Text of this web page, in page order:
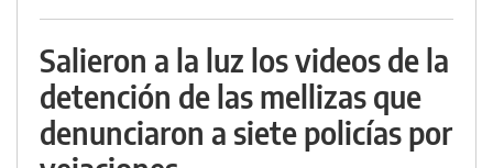
Salieron a la luz los videos de la
detención de las mellizas que
denunciaron a siete policías por